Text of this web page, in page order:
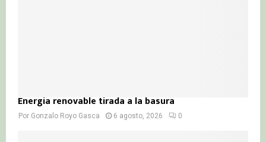
Energía renovable tirada a la basura
Por Gonzalo Royo Gasca 6 agosto, 2026 0